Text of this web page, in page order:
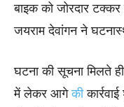
बाइक को जोरदार टक्कर
जयराम देवांगन ने
घटना की सूचना मिलते
में लेकर आगेकी